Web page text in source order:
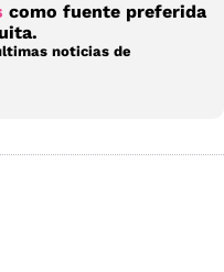
como fuente preferida
noticias de